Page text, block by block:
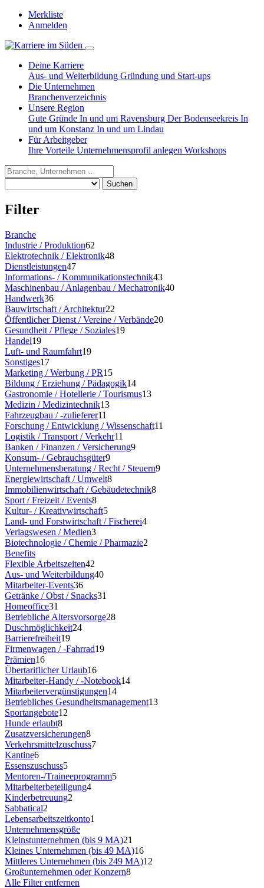
Merkliste
Anmelden
Deine Karriere
Aus- und Weiterbildung Gründung und Start-ups
Die Unternehmen
Branchenverzeichnis
Unsere Region
Gute Gründe In und um Ravensburg Der Bodenseekreis In
und um Konstanz In und um Lindau
Für Arbeitgeber
Ihre Vorteile Unternehmensprofil anlegen Workshops
Suchen
Filter
Branche
Industrie / Produktion62
Elektrotechnik / Elektronik48
Dienstleistungen47
Informations- / Kommunikationstechnik43
Maschinenbau / Anlagenbau / Mechatronik40
Handwerk36
Bauwirtschaft / Architektur22
Öffentlicher Dienst / Vereine / Verbände20
Gesundheit / Pflege / Soziales19
Handel19
Luft- und Raumfahrt19
Sonstiges17
Marketing / Werbung / PR15
Bildung / Erziehung / Pädagogik14
Gastronomie / Hotellerie / Tourismus13
Medizin / Medizintechnik13
Fahrzeugbau / -zulieferer11
Forschung / Entwicklung / Wissenschaft11
Logistik / Transport / Verkehr11
Banken / Finanzen / Versicherung9
Konsum- / Gebrauchsgüter9
Unternehmensberatung / Recht / Steuern9
Energiewirtschaft / Umwelt8
Immobilienwirtschaft / Gebäudetechnik8
Sport / Freizeit / Events8
Kultur- / Kreativwirtschaft5
Land- und Forstwirtschaft / Fischerei4
Verlagswesen / Medien3
Biotechnologie / Chemie / Pharmazie2
Benefits
Flexible Arbeitszeiten42
Aus- und Weiterbildung40
Mitarbeiter-Events36
Getränke / Obst / Snacks31
Homeoffice31
Betriebliche Altersvorsorge28
Duschmöglichkeit24
Barrierefreiheit19
Firmenwagen / -Fahrrad19
Prämien16
Übertariflicher Urlaub16
Mitarbeiter-Handy / -Notebook14
Mitarbeitervergünstigungen14
Betriebliches Gesundheitsmanagement13
Sportangebote12
Hunde erlaubt8
Zusatzversicherungen8
Verkehrsmittelzuschuss7
Kantine6
Essenszuschuss5
Mentoren-/Traineeprogramm5
Mitarbeiterbeteiligung4
Kinderbetreuung2
Sabbatical2
Lebensarbeitszeitkonto1
Unternehmensgröße
Kleinstunternehmen (bis 9 MA)21
Kleines Unternehmen (bis 49 MA)16
Mittleres Unternehmen (bis 249 MA)12
Großunternehmen oder Konzern8
Alle Filter entfernen